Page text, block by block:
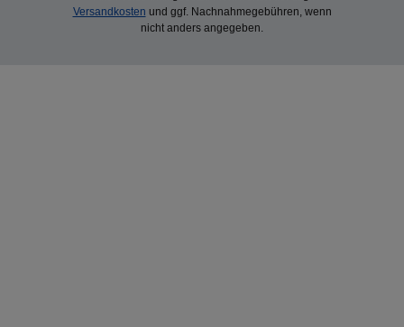
Versandkosten und ggf. Nachnahmegebühren, wenn
nicht anders angegeben.